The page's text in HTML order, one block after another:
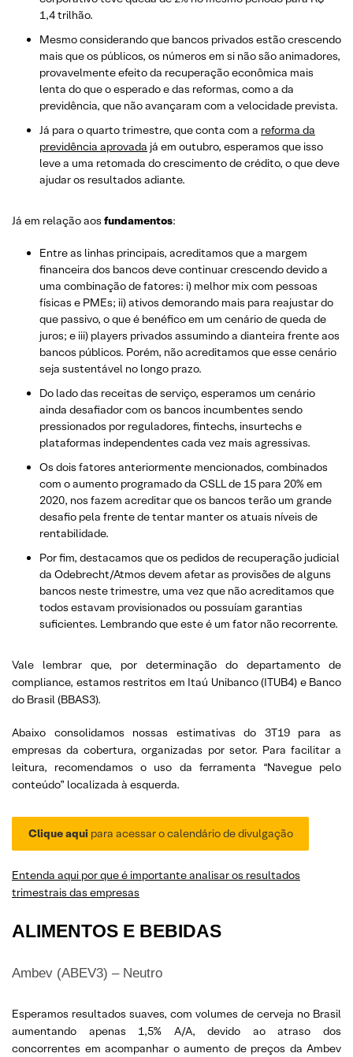
1,4 trilhão.
Mesmo considerando que bancos privados estão crescendo
mais que os públicos, os números em si não são animadores,
provavelmente efeito da recuperação econômica mais
lenta do que o esperado e das reformas, como a da
previdência, que não avançaram com a velocidade prevista.
Já para o quarto trimestre, que conta com a reforma da
previdência aprovada já em outubro, esperamos que isso
leve a uma retomada do crescimento de crédito, o que deve
ajudar os resultados adiante.
Já em relação aos fundamentos:
Entre as linhas principais, acreditamos que a margem
financeira dos bancos deve continuar crescendo devido a
uma combinação de fatores: i) melhor mix com pessoas
físicas e PMEs; ii) ativos demorando mais para reajustar do
que passivo, o que é benéfico em um cenário de queda de
juros; e iii) players privados assumindo a dianteira frente aos
bancos públicos. Porém, não acreditamos que esse cenário
seja sustentável no longo prazo.
Do lado das receitas de serviço, esperamos um cenário
ainda desafiador com os bancos incumbentes sendo
pressionados por reguladores, fintechs, insurtechs e
plataformas independentes cada vez mais agressivas.
Os dois fatores anteriormente mencionados, combinados
com o aumento programado da CSLL de 15 para 20% em
2020, nos fazem acreditar que os bancos terão um grande
desafio pela frente de tentar manter os atuais níveis de
rentabilidade.
Por fim, destacamos que os pedidos de recuperação judicial
da Odebrecht/Atmos devem afetar as provisões de alguns
bancos neste trimestre, uma vez que não acreditamos que
todos estavam provisionados ou possuíam garantias
suficientes. Lembrando que este é um fator não recorrente.
Vale lembrar que, por determinação do departamento de
compliance, estamos restritos em Itaú Unibanco (ITUB4) e Banco
do Brasil (BBAS3).
Abaixo consolidamos nossas estimativas do 3T19 para as
empresas da cobertura, organizadas por setor. Para facilitar a
leitura, recomendamos o uso da ferramenta “Navegue pelo
conteúdo” localizada à esquerda.
Clique aquipara acessar o calendário de divulgação
Entenda aqui por que é importante analisar os resultados
trimestrais das empresas
ALIMENTOS E BEBIDAS
Ambev (ABEV3) – Neutro
Esperamos resultados suaves, com volumes de cerveja no Brasil
aumentando apenas 1,5% A/A, devido ao atraso dos
concorrentes em acompanhar o aumento de preços da Ambev